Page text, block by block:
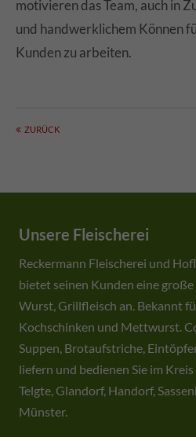
motivieren das Team, auch in
und handwerklichem Können
Kunden zu arbeiten.
ZURÜCK
Unsere Fleischerei
Reckermann Fleischerei und
bietet seinen Kunden eine
Wurst, Grillfleisch an. Bekannt
Kochschinken und Mettwurst.
Suppen, Brotaufstriche,
liefern und bedienen Sie im
Telgte, Glandorf, Handorf,
Münster.